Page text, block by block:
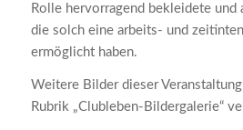
Rolle hervorragend bekleidete und
die solch eine arbeits- und
ermöglicht haben.
Weitere Bilder dieser
Rubrik „Clubleben-Bildergalerie“